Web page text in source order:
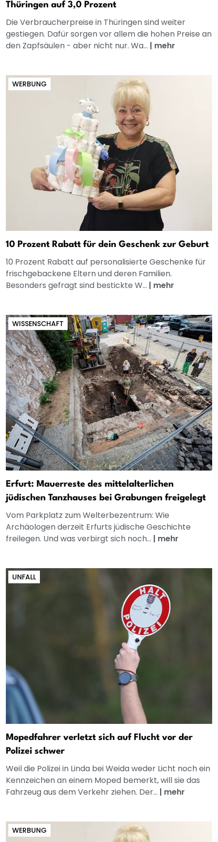
Thüringen auf 3,0 Prozent
Die Verbraucherpreise in Thüringen sind weiter
gestiegen. Dafür sorgen vor allem die hohen Preise an
den Zapfsäulen - aber nicht nur. Wa... | mehr
WERBUNG
10 Prozent Rabatt für dein Geschenk zur Geburt
10 Prozent Rabatt auf personalisierte Geschenke für
frischgebackene Eltern und deren Familien.
Besonders gefragt sind bestickte W... | mehr
WISSENSCHAFT
Erfurt: Mauerreste des mittelalterlichen
jüdischen Tanzhauses bei Grabungen freigelegt
Vom Parkplatz zum Welterbezentrum: Wie
Archäologen derzeit Erfurts jüdische Geschichte
freilegen. Und was verbirgt sich noch... | mehr
UNFALL
Mopedfahrer verletzt sich auf Flucht vor der
Polizei schwer
Weil die Polizei in Linda bei Weida weder Licht noch ein
Kennzeichen an einem Moped bemerkt, will sie das
Fahrzeug aus dem Verkehr ziehen. Der... | mehr
WERBUNG